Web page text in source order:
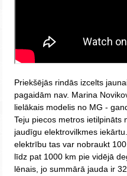
Priekšējās rindās izcelts
pagaidām nav. Marina
lielākais modelis no MG -
Teju piecos metros ietilpināts
jaudīgu elektrovilkmes
elektrību tas var nobraukt
līdz pat 1000 km pie vidējā
lēnais, jo summārā jauda ir